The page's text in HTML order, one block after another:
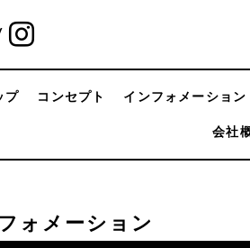
プ コンセプト インフォメーション
会社
ォメーション